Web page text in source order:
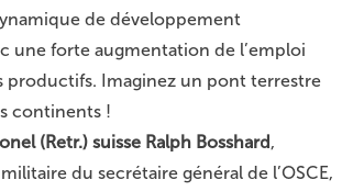
de développement
une forte augmentation de l’emploi
productifs. Imaginez un pont terrestre
continents !
(Retr.) suisse Ralph Bosshard,
du secrétaire général de l’OSCE,